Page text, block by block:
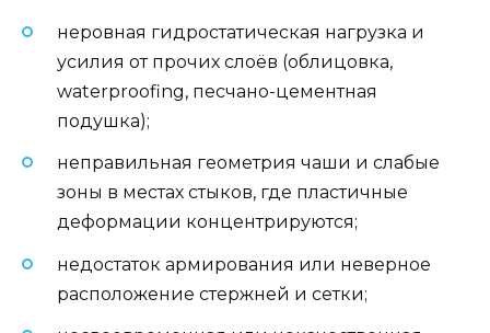
неровная гидростатическая нагрузка и
усилия от прочих слоёв (облицовка,
waterproofing, песчано-цементная
подушка);
неправильная геометрия чаши и слабые
зоны в местах стыков, где пластичные
деформации концентрируются;
недостаток армирования или неверное
расположение стержней и сетки;